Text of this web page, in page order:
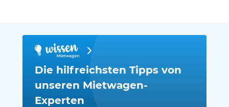
Die hilfreichsten Tipps von
unseren Mietwagen-
Experten